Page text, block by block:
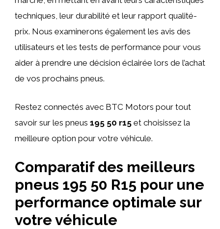
techniques, leur durabilité et leur rapport qualité-
prix. Nous examinerons également les avis des
utilisateurs et les tests de performance pour vous
aider à prendre une décision éclairée lors de l’achat
de vos prochains pneus.
Restez connectés avec BTC Motors pour tout
savoir sur les pneus 195 50 r15 et choisissez la
meilleure option pour votre véhicule.
Comparatif des meilleurs
pneus 195 50 R15 pour une
performance optimale sur
votre véhicule